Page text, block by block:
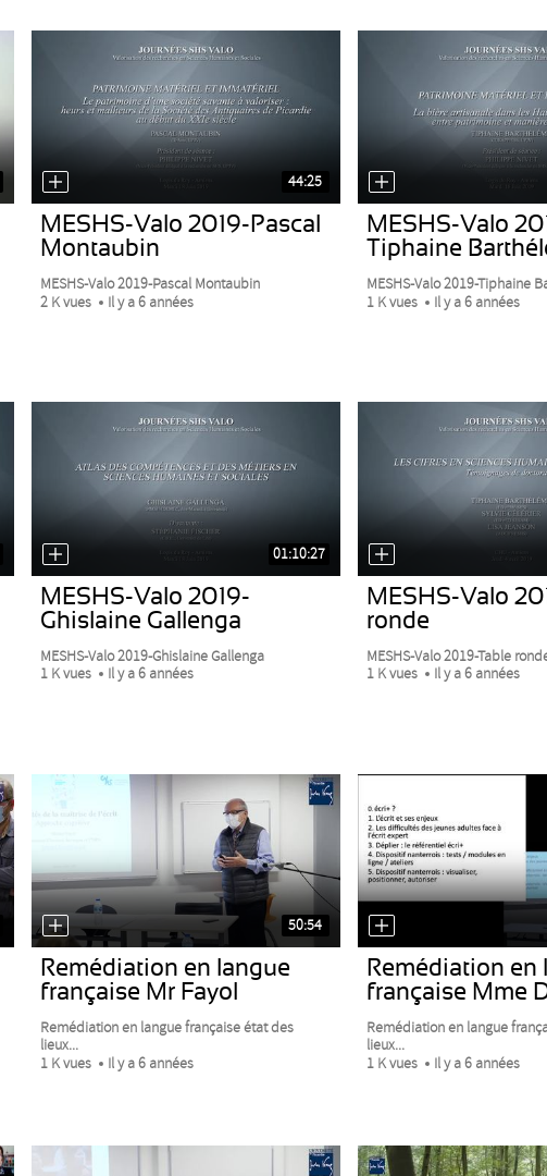
44:25
MESHS-Valo 2019-Pascal
Montaubin
MESHS-Valo 2019-Pascal Montaubin
2 K vues
Il y a 6 années
MESHS-Valo
Tiphaine
MESHS-Valo 2019-Tiphaine
1 K vues
Il y a 6 années
01:10:27
MESHS-Valo 2019-
Ghislaine Gallenga
MESHS-Valo 2019-Ghislaine Gallenga
1 K vues
Il y a 6 années
MESHS-Valo
ronde
MESHS-Valo 2019-Table
1 K vues
Il y a 6 années
50:54
Remédiation en langue
française Mr Fayol
Remédiation en langue française état des
lieux...
1 K vues
Il y a 6 années
Remédiation en
française Mme
Remédiation en langue
lieux...
1 K vues
Il y a 6 années